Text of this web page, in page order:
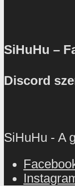
SiHuHu –
Discord
SiHuHu - A